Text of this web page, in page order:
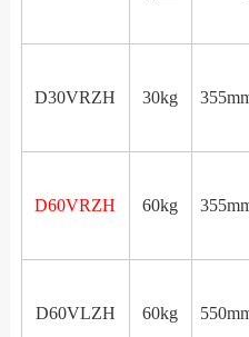
D30VRZH 30kg
D60VRZH 60kg
D60VLZH 60kg